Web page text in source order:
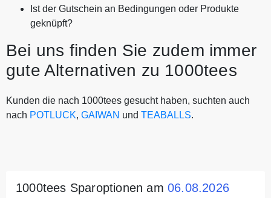
Ist der Gutschein an Bedingungen oder Produkte
geknüpft?
Bei uns finden Sie zudem immer
gute Alternativen zu 1000tees
Kunden die nach 1000tees gesucht haben, suchten auch
nach POTLUCK, GAIWAN und TEABALLS.
1000tees Sparoptionen am 06.08.2026